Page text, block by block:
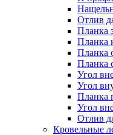
Отлив
Планка
Планка
Планка
Планка
Угол
Угол
Планка
Угол
Отлив
Кровельные